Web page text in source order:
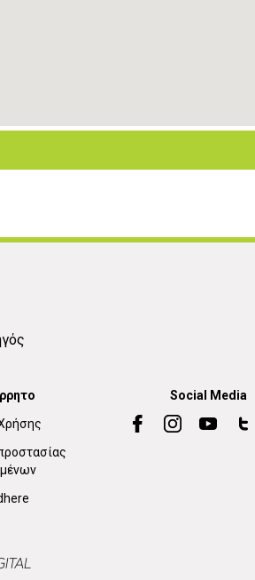
Social Media